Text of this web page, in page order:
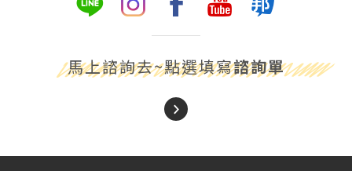
About Us 關於我們
馬上諮詢去~點選填寫諮詢單